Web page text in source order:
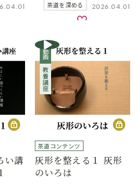
り
茶道を深める 2026.04.01
お気に入り
い講
動画
教養講座
茶道コンテンツ
灰形を整える１ 灰形
のいろは